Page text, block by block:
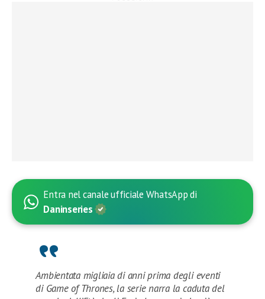
Entra nel canale ufficiale WhatsApp di
Daninseries
Ambientata migliaia di anni prima degli eventi
di Game of Thrones, la serie narra la caduta del